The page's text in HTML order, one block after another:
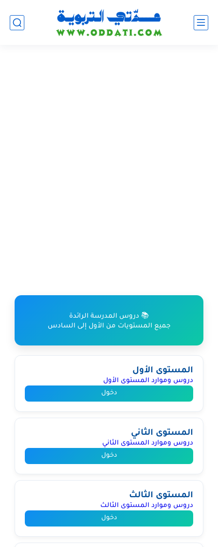
📚 دروس المدرسة الرائدة
جميع المستويات من الأول إلى السادس
المستوى الأول
دروس وموارد المستوى الأول
دخول
المستوى الثاني
دروس وموارد المستوى الثاني
دخول
المستوى الثالث
دروس وموارد المستوى الثالث
دخول